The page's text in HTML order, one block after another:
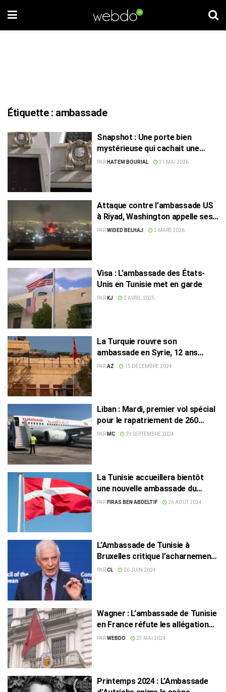
Étiquette : ambassade
Snapshot : Une porte bien
mystérieuse qui cachait une
ambassade
PAR HATEM BOURIAL 31 MAI 2026
Attaque contre l’ambassade US
à Riyad, Washington appelle ses
ressortissants à quitter le
PARWIDED BELHAJ 3 MARS 2026
Visa : L’ambassade des États-
Unis en Tunisie met en garde
PAR KJ 2 AVRIL 2025
La Turquie rouvre son
ambassade en Syrie, 12 ans
après sa fermeture
PARAZ 15 DÉCEMBRE 2024
Liban : Mardi, premier vol spécial
pour le rapatriement de 260
Tunisiens
PAR MC 29 SEPTEMBRE 2024
La Tunisie accueillera bientôt
une nouvelle ambassade du
Danemark
PAR FIRAS BEN ABDELTIF 26 AOÛT 2024
L’Ambassade de Tunisie à
Bruxelles critique l’acharnement
de Josep Borrell
PARCL 26 JUIN 2024
Wagner : L’ambassade de Tunisie
en France réfute les allégations
de LCI
PARWEBDO 23 MAI 2024
Printemps 2024 : L’Ambassade